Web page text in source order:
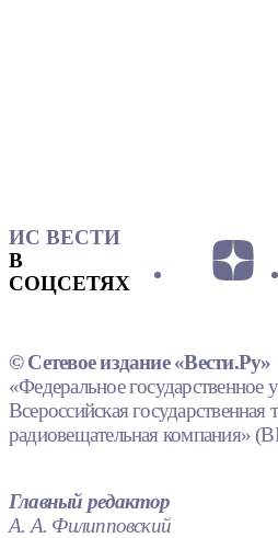
ИС ВЕСТИ
В
СОЦСЕТЯХ
© Сетевое издание «Вести.Ру»
«Федеральное государственное
Всероссийская государственная
радиовещательная компания»
Главный редактор
А. А. Филипповский